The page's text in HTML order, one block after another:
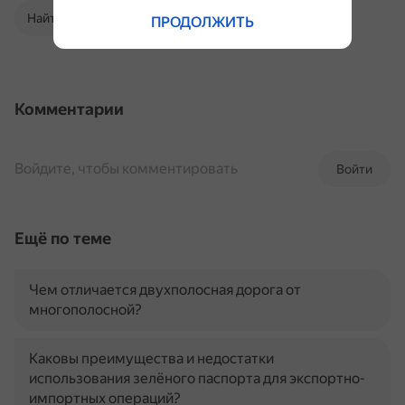
Найти в Поиске
Комментарии
Войти
Войдите, чтобы комментировать
Ещё по теме
Чем отличается двухполосная дорога от
многополосной?
Каковы преимущества и недостатки
использования зелёного паспорта для экспортно-
импортных операций?
ПРОДОЛЖИТЬ